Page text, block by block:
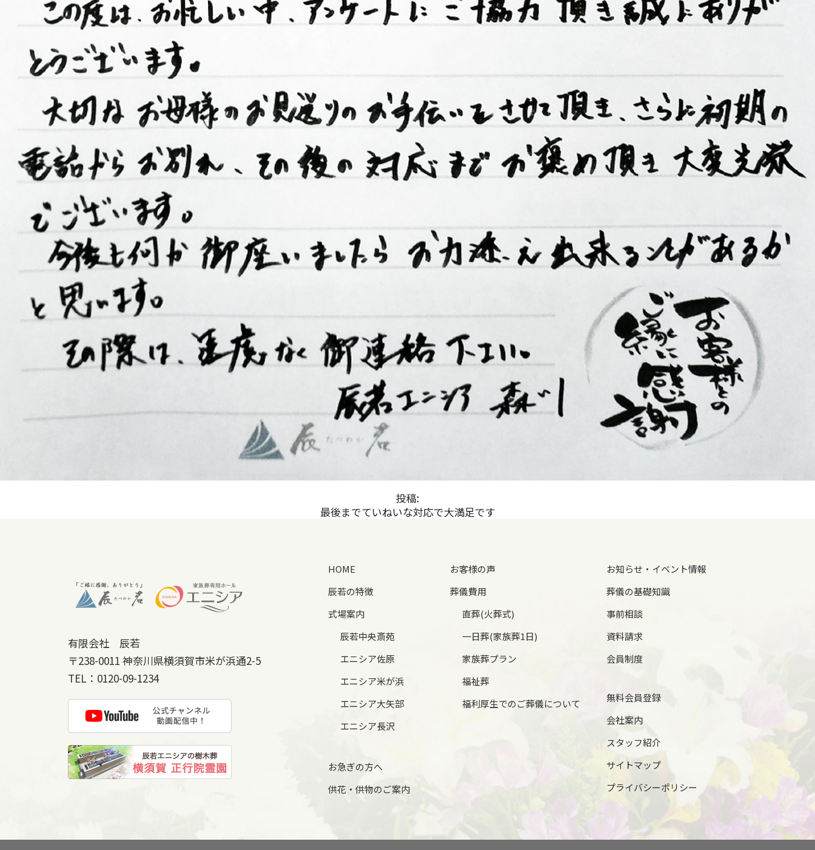
投稿:
最後までていねいな対応で大満足です
有限会社 辰若
〒238-0011 神奈川県横須賀市米が浜通2-5
TEL： 0120-09-1234
HOME
辰若の特徴
式場案内
辰若中央斎苑
エニシア佐原
エニシア米が浜
エニシア大矢部
エニシア長沢
お急ぎの方へ
供花・供物のご案内
お客様の声
葬儀費用
直葬(火葬式)
一日葬(家族葬1日)
家族葬プラン
福祉葬
福利厚生でのご葬儀について
お知らせ・イベント情報
葬儀の基礎知識
事前相談
資料請求
会員制度
無料会員登録
会社案内
スタッフ紹介
サイトマップ
プライバシーポリシー